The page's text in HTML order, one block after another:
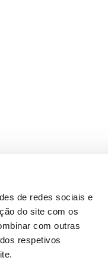
de redes sociais e
do site com os
com outras
respetivos